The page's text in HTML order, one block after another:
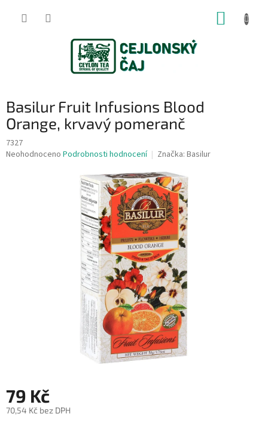
Basilur Fruit Infusions Blood
Orange, krvavý pomeranč
7327
Průměrné
Neohodnoceno Podrobnosti hodnocení Značka: Basilur
79 Kč
70,54 Kč bez DPH